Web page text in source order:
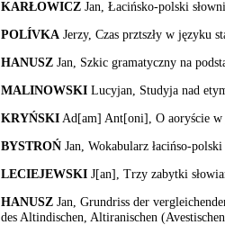
KARŁOWICZ Jan, Łacińsko-polski
POLÍVKA Jerzy, Czas prztszły w języku
HANUSZ Jan, Szkic gramatyczny na
MALINOWSKI Lucyjan, Studyja nad
KRYŃSKI Ad[am] Ant[oni], O aoryście w
BYSTROŃ Jan, Wokabularz łacińso-
LECIEJEWSKI J[an], Trzy zabytki
HANUSZ Jan, Grundriss der
des Altindischen, Altiranischen